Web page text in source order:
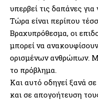
υπερβεί τις δαπάνες
Τώρα είναι περίπου
Βραχυπρόθεσμα, οι
μπορεί να
ορισμένων ανθρώπων.
το πρόβλημα.
Και αυτό οδηγεί ξανά
και σε απογοήτευση